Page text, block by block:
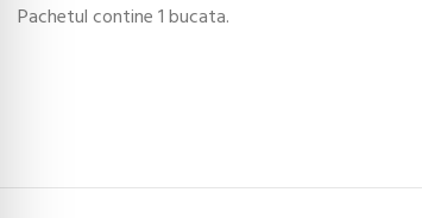
Pachetul contine 1 bucata.